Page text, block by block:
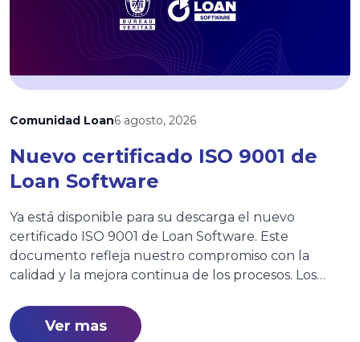
Comunidad Loan6 agosto, 2026
Nuevo certificado ISO 9001 de
Loan Software
Ya está disponible para su descarga el nuevo
certificado ISO 9001 de Loan Software. Este
documento refleja nuestro compromiso con la
calidad y la mejora continua de los procesos. Los
rápida desde esta página o consultarlo también en
nuestra Wiki, donde encontrarán siempre la versión
Ver mas